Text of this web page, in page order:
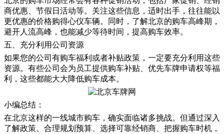
商优惠、节假日活动等。关注这些信息，适时出手，往往能以
更优惠的价格购得心仪车辆。同时，了解北京的购车高峰期，
避开人流高峰，也能减少等待时间，提高购车效率。
五、充分利用公司资源
如果您的公司有购车福利或者补贴政策，一定要充分利用这些
资源。有些公司会为员工提供购车补贴、优先车牌申请权等福
利，这些都能大大降低购车成本。
小编总结：
在北京这样的一线城市购车，确实面临诸多挑战。但通过深入
了解政策、合理规划预算、选择可靠经销商、把握购车时机，